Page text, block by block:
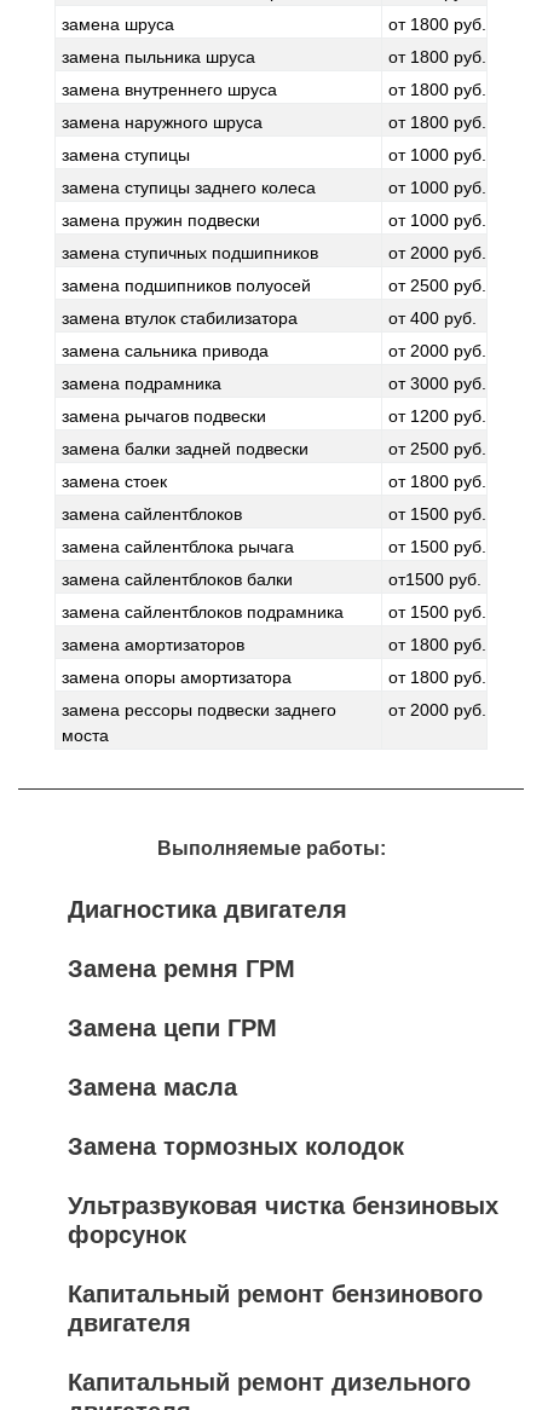
замена шруса
от 1800 руб.
замена пыльника шруса
от 1800 руб.
замена внутреннего шруса
от 1800 руб.
замена наружного шруса
от 1800 руб.
замена ступицы
от 1000 руб.
замена ступицы заднего колеса
от 1000 руб.
замена пружин подвески
от 1000 руб.
замена ступичных подшипников
от 2000 руб.
замена подшипников полуосей
от 2500 руб.
замена втулок стабилизатора
от 400 руб.
замена сальника привода
от 2000 руб.
замена подрамника
от 3000 руб.
замена рычагов подвески
от 1200 руб.
замена балки задней подвески
от 2500 руб.
замена стоек
от 1800 руб.
замена сайлентблоков
от 1500 руб.
замена сайлентблока рычага
от 1500 руб.
замена сайлентблоков балки
от1500 руб.
замена сайлентблоков подрамника
от 1500 руб.
замена амортизаторов
от 1800 руб.
замена опоры амортизатора
от 1800 руб.
замена рессоры подвески заднего
моста
от 2000 руб.
Выполняемые работы:
Диагностика двигателя
Замена ремня ГРМ
Замена цепи ГРМ
Замена масла
Замена тормозных колодок
Ультразвуковая чистка бензиновых
форсунок
Капитальный ремонт бензинового
двигателя
Капитальный ремонт дизельного